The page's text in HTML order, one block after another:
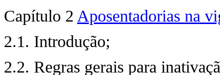
Capítulo 2 Aposentadorias na
2.1. Introdução;
2.2. Regras gerais para